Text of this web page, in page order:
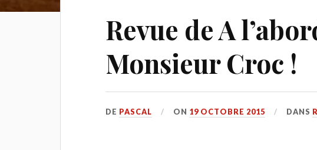
Revue de A
Monsieur Croc !
DE PASCAL ON 19 OCTOBRE 2015 DANS